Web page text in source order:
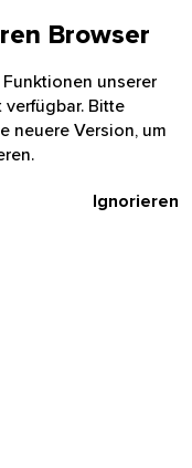
Browser
unserer
Bitte
neuere Version, um
Ignorieren